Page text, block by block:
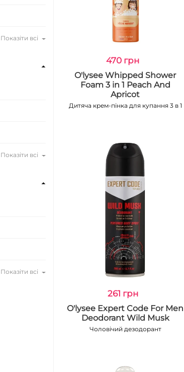
Показіти всі
Показіти всі
Показіти всі
470 грн
O'lysee Whipped Shower
Foam 3 in 1 Peach And
Apricot
Дитяча крем-пінка для купання 3 в 1
261 грн
O'lysee Expert Code For Men
Deodorant Wild Musk
Чоловічий дезодорант